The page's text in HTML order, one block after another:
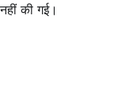
की गई।